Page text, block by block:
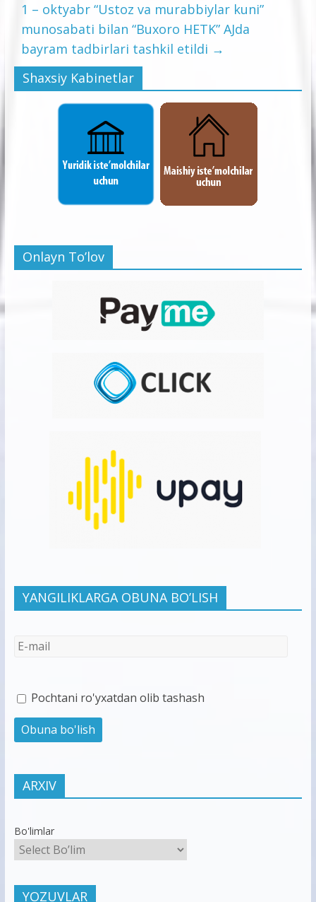
1 – oktyabr “Ustoz va murabbiylar kuni”
munosabati bilan “Buxoro HETK” AJda
bayram tadbirlari tashkil etildi →
Shaxsiy Kabinetlar
Onlayn To’lov
YANGILIKLARGA OBUNA BO’LISH
Pochtani ro'yxatdan olib tashash
ARXIV
Bo'limlar
YOZUVLAR